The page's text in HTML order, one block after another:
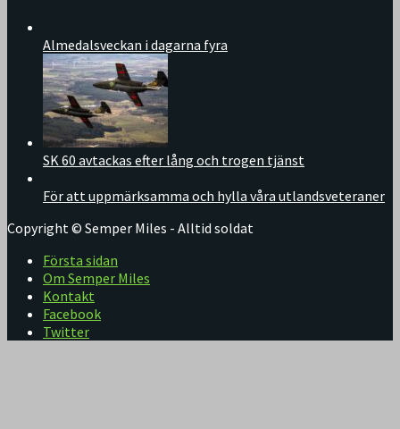
Almedalsveckan i dagarna fyra
SK 60 avtackas efter lång och trogen tjänst
För att uppmärksamma och hylla våra utlandsveteraner
Copyright © Semper Miles - Alltid soldat
Första sidan
Om Semper Miles
Kontakt
Facebook
Twitter